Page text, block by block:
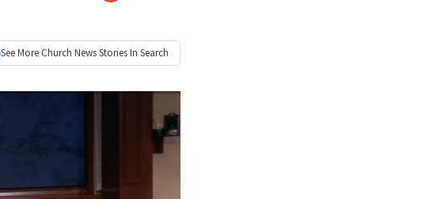
See More Church NewsStories In Search